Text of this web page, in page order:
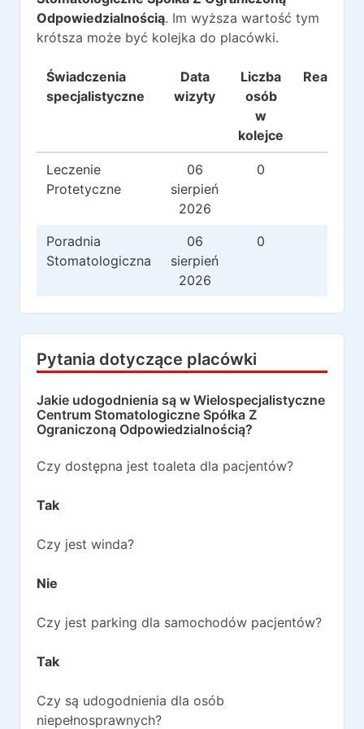
Odpowiedzialnością. Im wyższa wartość tym
krótsza może być kolejka do placówki.
Świadczenia
specjalistyczne
Data
wizyty
Liczba
osób
w
kolejce
Leczenie
Protetyczne
06
sierpień
2026
0
Poradnia
Stomatologiczna
06
sierpień
2026
0
Pytania dotyczące placówki
Jakie udogodnienia są w Wielospecjalistyczne
Centrum Stomatologiczne Spółka Z
Ograniczoną Odpowiedzialnością?
Czy dostępna jest toaleta dla pacjentów?
Tak
Czy jest winda?
Nie
Czy jest parking dla samochodów pacjentów?
Tak
Czy są udogodnienia dla osób
niepełnosprawnych?